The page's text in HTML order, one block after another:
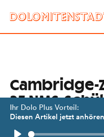
Ihr Dolo Plus Vorteil:
Diesen Artikel jetzt anhören
Cambridge-
35 NMS-
Gutes Englisch